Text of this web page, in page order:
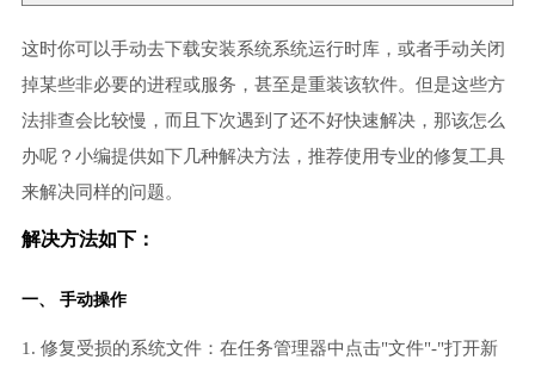
这时你可以手动去下载安装系统系统运行时库，或者手动关闭
掉某些非必要的进程或服务，甚至是重装该软件。但是这些方
法排查会比较慢，而且下次遇到了还不好快速解决，那该怎么
办呢？小编提供如下几种解决方法，推荐使用专业的修复工具
来解决同样的问题。
解决方法如下：
一、 手动操作
1. 修复受损的系统文件：在任务管理器中点击"文件"-"打开新